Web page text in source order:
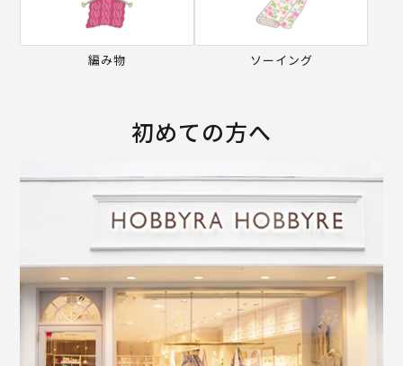
編み物 ソーイング
初めての方へ